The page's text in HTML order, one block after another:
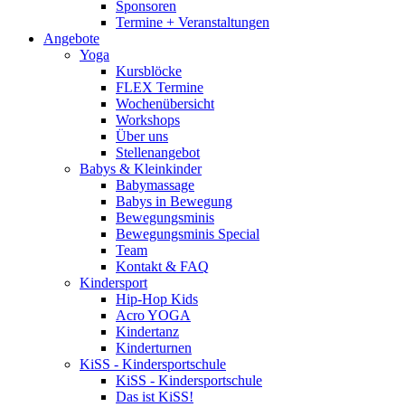
Sponsoren
Termine + Veranstaltungen
Angebote
Yoga
Kursblöcke
FLEX Termine
Wochenübersicht
Workshops
Über uns
Stellenangebot
Babys & Kleinkinder
Babymassage
Babys in Bewegung
Bewegungsminis
Bewegungsminis Special
Team
Kontakt & FAQ
Kindersport
Hip-Hop Kids
Acro YOGA
Kindertanz
Kinderturnen
KiSS - Kindersportschule
KiSS - Kindersportschule
Das ist KiSS!